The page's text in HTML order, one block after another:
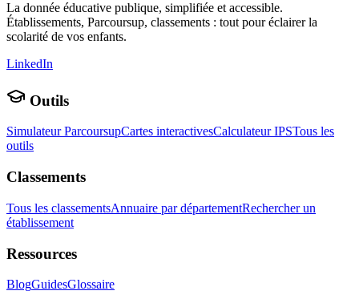
La donnée éducative publique, simplifiée et accessible.
Établissements, Parcoursup, classements : tout pour éclairer la
scolarité de vos enfants.
LinkedIn
Outils
Simulateur ParcoursupCartes interactivesCalculateur IPSTous les
outils
Classements
Tous les classementsAnnuaire par départementRechercher un
établissement
Ressources
BlogGuidesGlossaire